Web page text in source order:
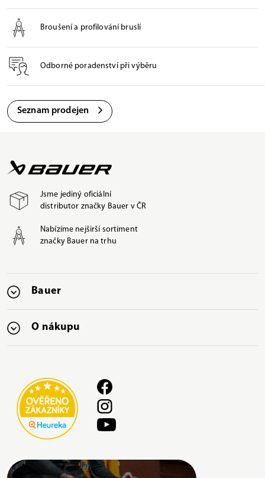
Broušení a profilování bruslí
Odborné poradenství při výběru
Seznam prodejen
Jsme jediný oficiální
distributor značky Bauer v ČR
Nabízíme nejširší sortiment
značky Bauer na trhu
Bauer
O nákupu